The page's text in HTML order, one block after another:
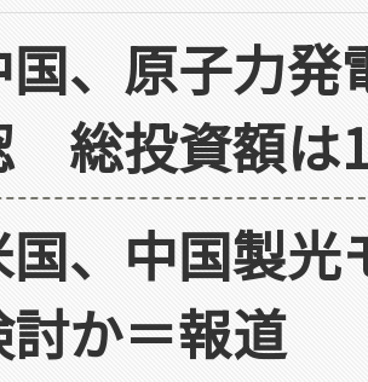
国、原子力
総投資額は
、中国製光
か＝報道